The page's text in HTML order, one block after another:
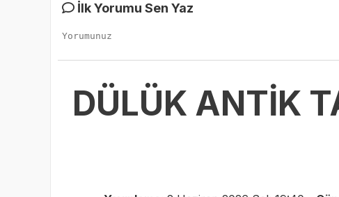
İlk Yorumu Sen Yaz
DÜLÜK ANTİK